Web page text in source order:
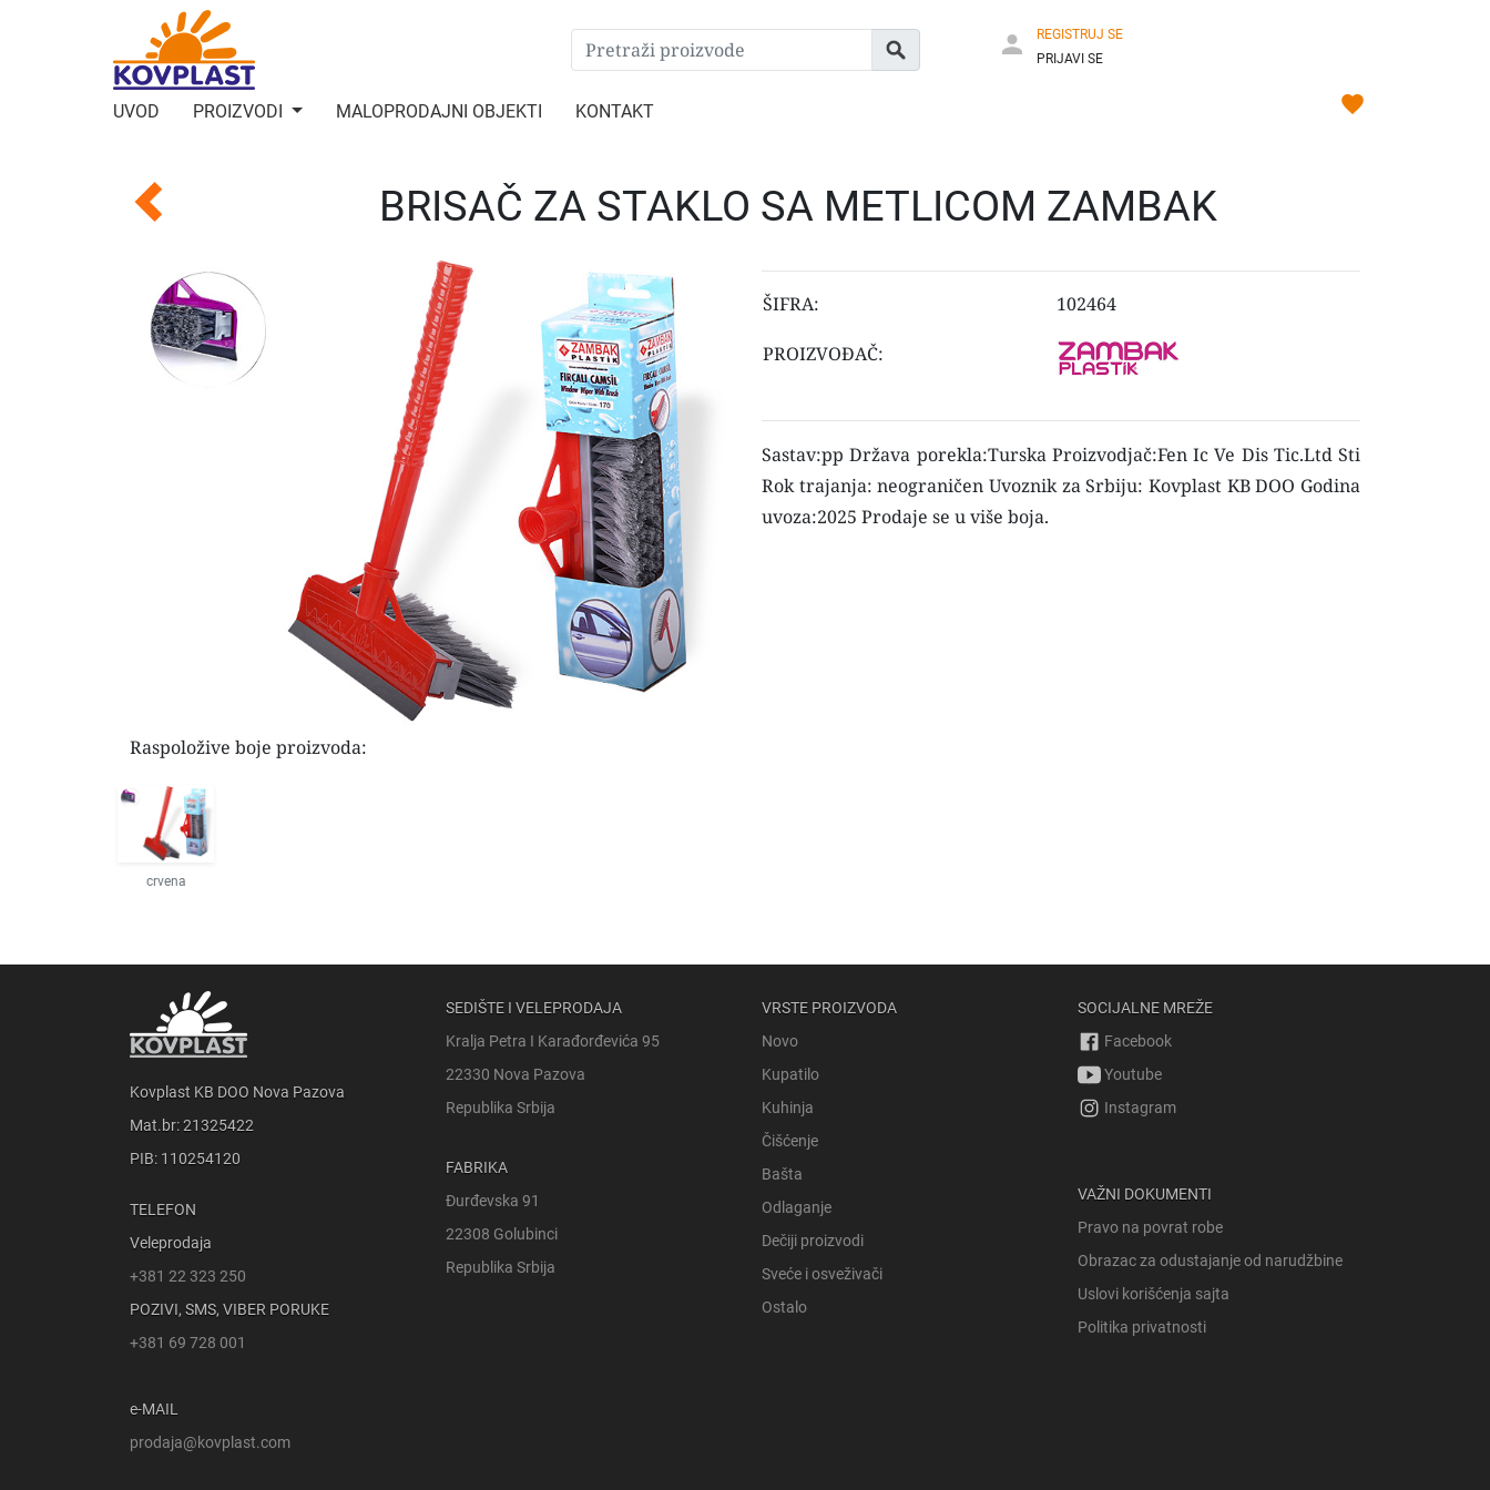
UVOD PROIZVODI MALOPRODAJNI OBJEKTI KONTAKT
REGISTRUJ SE
PRIJAVI SE
BRISAČ ZA STAKLO SA METLICOM ZAMBAK
Raspoložive boje proizvoda:
crvena
ŠIFRA: 102464
PROIZVOĐAČ:
Sastav:pp Država porekla:Turska Proizvodjač:Fen Ic Ve Dis Tic.Ltd Sti
Rok trajanja: neograničen Uvoznik za Srbiju: Kovplast KB DOO Godina
uvoza:2025 Prodaje se u više boja.
Kovplast KB DOO Nova Pazova
Mat.br: 21325422
PIB: 110254120
TELEFON
Veleprodaja
+381 22 323 250
POZIVI, SMS, VIBER PORUKE
+381 69 728 001
e-MAIL
prodaja@kovplast.com
SEDIŠTE I VELEPRODAJA
Kralja Petra I Karađorđevića 95
22330 Nova Pazova
Republika Srbija
FABRIKA
Đurđevska 91
22308 Golubinci
Republika Srbija
VRSTE PROIZVODA
Novo
Kupatilo
Kuhinja
Čišćenje
Bašta
Odlaganje
Dečiji proizvodi
Sveće i osveživači
Ostalo
SOCIJALNE MREŽE
Facebook
Youtube
Instagram
VAŽNI DOKUMENTI
Pravo na povrat robe
Obrazac za odustajanje od narudžbine
Uslovi korišćenja sajta
Politika privatnosti